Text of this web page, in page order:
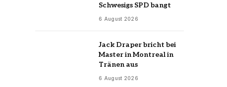
Schwesigs SPD bangt
6 August 2026
Jack Draper bricht bei
Master in Montreal in
Tränen aus
6 August 2026